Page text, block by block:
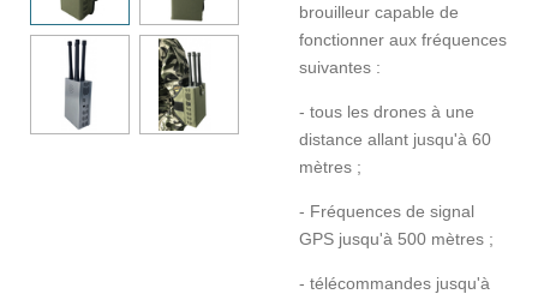
brouilleur capable de
fonctionner aux fréquences
suivantes :
- tous les drones à une
distance allant jusqu'à 60
mètres ;
- Fréquences de signal
GPS jusqu'à 500 mètres ;
- télécommandes jusqu'à